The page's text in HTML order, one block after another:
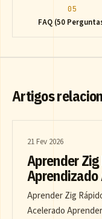
05
FAQ (50
Artigos
21 Fev 2026
Aprender
Aprendizado
Aprender Zig
Acelerado